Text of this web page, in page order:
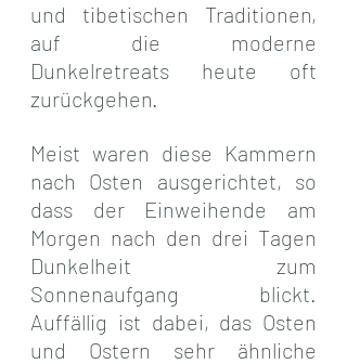
und tibetischen Traditionen,
auf die moderne
Dunkelretreats heute oft
zurückgehen.
Meist waren diese Kammern
nach Osten ausgerichtet, so
dass der Einweihende am
Morgen nach den drei Tagen
Dunkelheit zum
Sonnenaufgang blickt.
Auffällig ist dabei, das Osten
und Ostern sehr ähnliche